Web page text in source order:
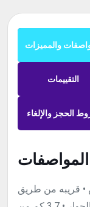
والمميزات
التقييمات
الحجز والإلغاء
المواصفات
• ⁠قريبه من طريق